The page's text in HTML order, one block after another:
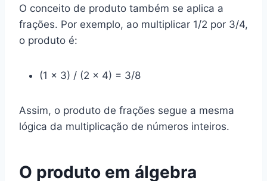
O conceito de produto também se aplica a
frações. Por exemplo, ao multiplicar 1/2 por 3/4,
o produto é:
(1 × 3) / (2 × 4) = 3/8
Assim, o produto de frações segue a mesma
lógica da multiplicação de números inteiros.
O produto em álgebra